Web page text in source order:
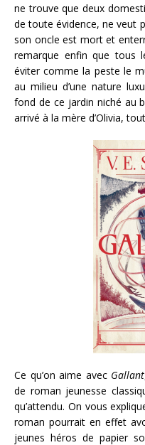
ne trouve que deux
de toute évidence, ne veut
son oncle est mort et
remarque enfin que tous
éviter comme la peste le
au milieu d’une nature
fond de ce jardin niché au
arrivé à la mère d’Olivia,
Ce qu’on aime avec Gallant
de roman jeunesse
qu’attendu. On vous
roman pourrait en effet
jeunes héros de papier